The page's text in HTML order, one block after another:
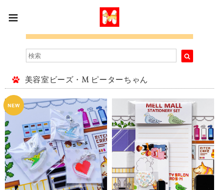
美容室ビーズ・M ピーターちゃん